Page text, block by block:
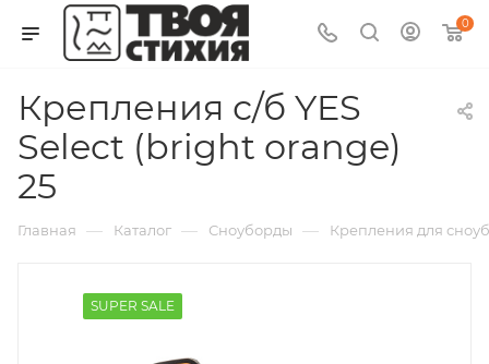
0
Крепления с/б YES
Select (bright orange)
25
Главная — Каталог — Сноуборды — Крепления для
SUPER SALE